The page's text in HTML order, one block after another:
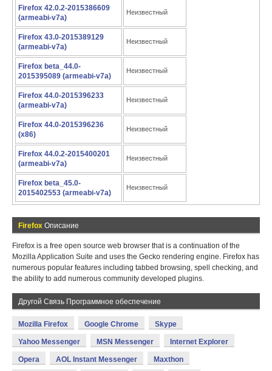
Firefox 42.0.2-2015386609
(armeabi-v7a)
Неизвестный
Firefox 43.0-2015389129
(armeabi-v7a)
Неизвестный
Firefox beta_44.0-
2015395089 (armeabi-v7a)
Неизвестный
Firefox 44.0-2015396233
(armeabi-v7a)
Неизвестный
Firefox 44.0-2015396236
(x86)
Неизвестный
Firefox 44.0.2-2015400201
(armeabi-v7a)
Неизвестный
Firefox beta_45.0-
2015402553 (armeabi-v7a)
Неизвестный
Firefox Описание
Firefox is a free open source web browser that is a continuation of the
Mozilla Application Suite and uses the Gecko rendering engine. Firefox has
numerous popular features including tabbed browsing, spell checking, and
the ability to add numerous community developed plugins.
Другой Связь Программное обеспечение
Mozilla Firefox Google Chrome Skype
Yahoo Messenger MSN Messenger Internet Explorer
Opera AOL Instant Messenger Maxthon